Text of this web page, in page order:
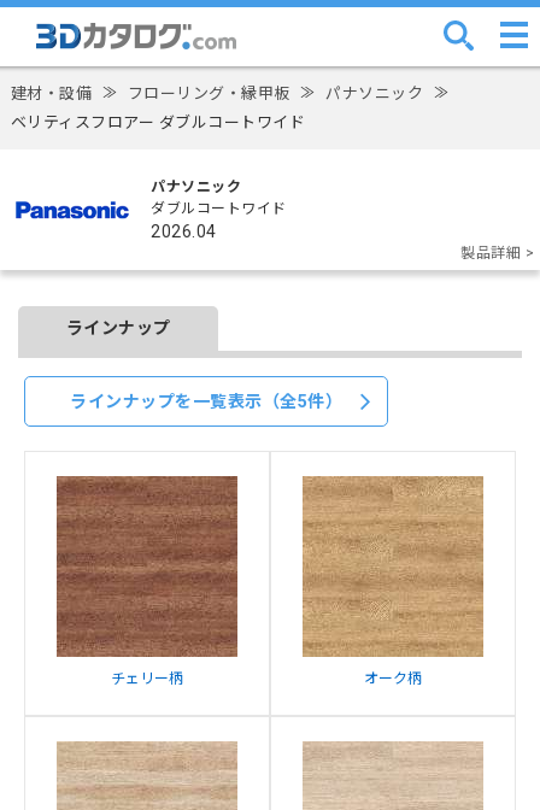
建材・設備 ≫ フローリング・縁甲板 ≫ パナソニック ≫
ベリティスフロアー ダブルコートワイド
パナソニック
ダブルコートワイド
2026.04
製品詳細 >
ラインナップ
ラインナップを一覧表示（全5件）
チェリー柄 オーク柄